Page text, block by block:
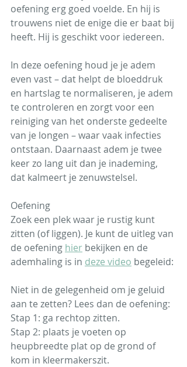
oefening erg goed voelde. En hij is
trouwens niet de enige die er baat bij
heeft. Hij is geschikt voor iedereen.
In deze oefening houd je je adem
even vast – dat helpt de bloeddruk
en hartslag te normaliseren, je adem
te controleren en zorgt voor een
reiniging van het onderste gedeelte
van je longen – waar vaak infecties
ontstaan. Daarnaast adem je twee
keer zo lang uit dan je inademing,
dat kalmeert je zenuwstelsel.
Oefening
Zoek een plek waar je rustig kunt
zitten (of liggen). Je kunt de uitleg van
de oefening hier bekijken en de
ademhaling is in deze video begeleid:
Niet in de gelegenheid om je geluid
aan te zetten? Lees dan de oefening:
Stap 1: ga rechtop zitten.
Stap 2: plaats je voeten op
heupbreedte plat op de grond of
kom in kleermakerszit.